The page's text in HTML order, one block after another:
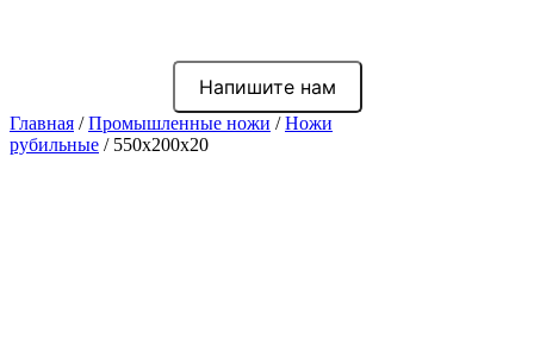
Напишите нам
Главная /Промышленные ножи /Ножи
рубильные / 550x200x20